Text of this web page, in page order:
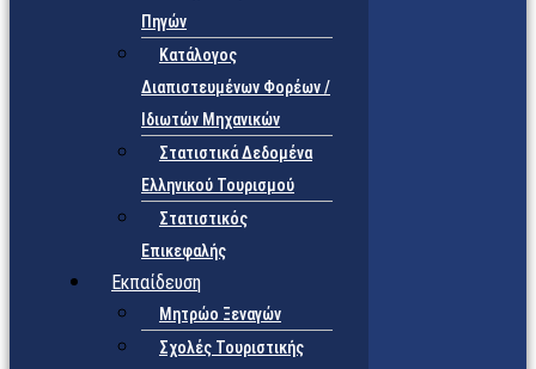
Πηγών
Κατάλογος
Διαπιστευμένων Φορέων /
Ιδιωτών Μηχανικών
Στατιστικά Δεδομένα
Ελληνικού Τουρισμού
Στατιστικός
Επικεφαλής
Εκπαίδευση
Μητρώο Ξεναγών
Σχολές Τουριστικής